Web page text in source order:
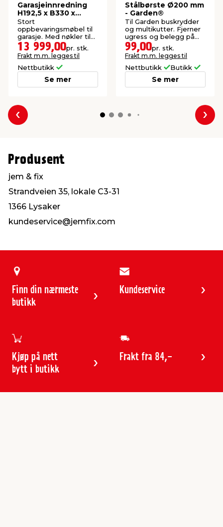
Garasjeinnredning
H192,5 x B330 x
D47,2 cm
Stort
oppbevaringsmøbel til
garasje. Med nøkler til
alle dører.
13 999,00pr. stk.
Frakt m.m. legges til
Nettbutikk
Se mer
Stålbørste Ø200 mm
- Garden®
Til Garden buskrydder
og multikutter. Fjerner
ugress og belegg på
heller og harde
steinoverflater.
99,00pr. stk.
Frakt m.m. legges til
Nettbutikk Butikk
Se mer
Forrige
Produsent
jem & fix
Strandveien 35, lokale C3-31
1366 Lysaker
kundeservice@jemfix.com
Finn din nærmeste
butikk
Kundeservice
Kjøp på nett
bytt i butikk
Frakt fra 84,-